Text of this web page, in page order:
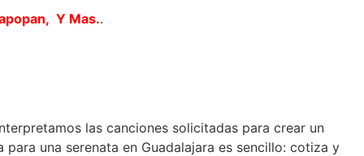
Y Mas..
las canciones solicitadas para crear un
una serenata en Guadalajara es sencillo: cotiza y